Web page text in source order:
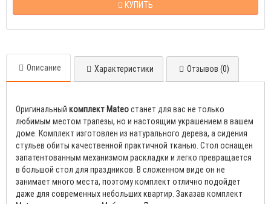
КУПИТЬ
Описание Характеристики Отзывов (0)
Оригинальный комплект Mateoстанет для вас не только
любимым местом трапезы, но и настоящим украшением в вашем
доме. Комплект изготовлен из натурального дерева, а сидения
стульев обиты качественной практичной тканью. Стол оснащен
запатентованным механизмом раскладки и легко превращается
в большой стол для праздников. В сложенном виде он не
занимает много места, поэтому комплект отлично подойдет
даже для современных небольших квартир. Заказав комплект